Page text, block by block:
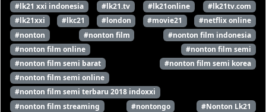
#lk21 xxi indonesia
#lk21.tv #lk21online
#lk21tv.com
#lk21xxi
#lkc21 #london #movie21
#netflix online
#nonton
#nonton film
#nonton film indonesia
#nonton film online
#nonton film semi
#nonton film semi barat
#nonton film semi korea
#nonton film semi online
#nonton film semi terbaru 2018 indoxxi
#nonton film streaming
#nontongo
#Nonton Lk21